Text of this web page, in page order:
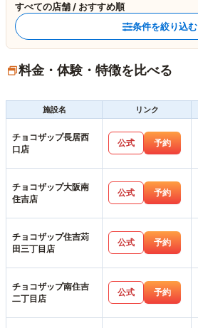
すべての店舗 / おすすめ順
条件を絞り込む
料金・体験・特徴を比べる
施設名
リンク
チョコザップ長居西
口店
公式 予約
チョコザップ大阪南
住吉店
公式 予約
チョコザップ住吉苅
田三丁目店
公式 予約
チョコザップ南住吉
二丁目店
公式 予約